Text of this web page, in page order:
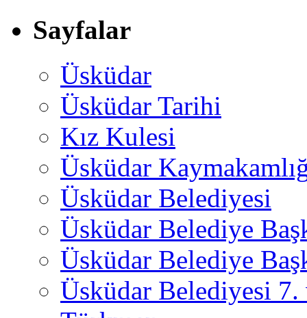
Sayfalar
Üsküdar
Üsküdar Tarihi
Kız Kulesi
Üsküdar
Üsküdar Belediyesi
Üsküdar Belediye
Üsküdar Belediye
Üsküdar Belediyesi